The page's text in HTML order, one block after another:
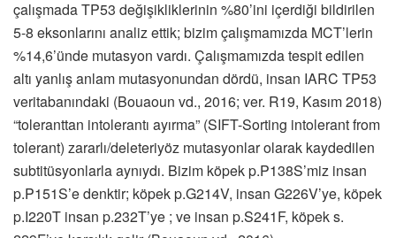
çalışmada TP53 değişikliklerinin %80’ini içerdiği bildirilen
5-8 eksonlarını analiz ettik; bizim çalışmamızda MCT’lerin
%14,6’ünde mutasyon vardı. Çalışmamızda tespit edilen
altı yanlış anlam mutasyonundan dördü, insan IARC TP53
veritabanındaki (Bouaoun vd., 2016; ver. R19, Kasım 2018)
“toleranttan intolerantı ayırma” (SIFT-Sorting intolerant from
tolerant) zararlı/deleteriyöz mutasyonlar olarak kaydedilen
subtitüsyonlarla aynıydı. Bizim köpek p.P138S’miz insan
p.P151S’e denktir; köpek p.G214V, insan G226V’ye, köpek
p.I220T insan p.232T’ye ; ve insan p.S241F, köpek s.